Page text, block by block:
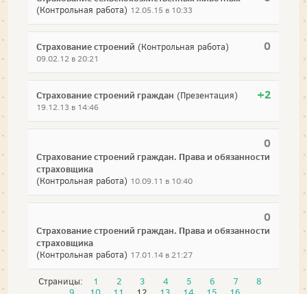
(Контрольная работа) 12.05.15 в 10:33
0
Страхование строений (Контрольная работа)
09.02.12 в 20:21
+2
Страхование строений граждан (Презентация)
19.12.13 в 14:46
0
Страхование строений граждан. Права и обязанности
страховщика
(Контрольная работа) 10.09.11 в 10:40
0
Страхование строений граждан. Права и обязанности
страховщика
(Контрольная работа) 17.01.14 в 21:27
Страницы: 1 2 3 4 5 6 7
8